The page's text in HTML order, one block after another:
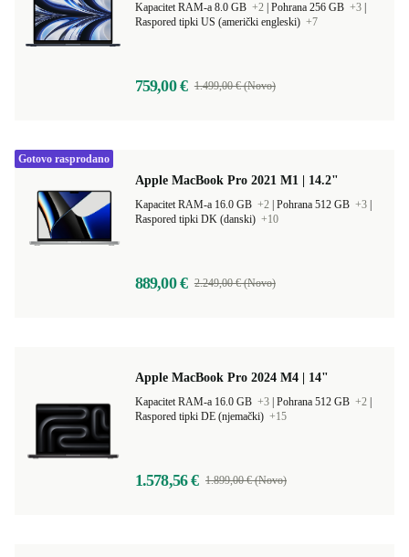
Kapacitet RAM-a 8.0 GB +2 Pohrana 256 GB +3
Raspored tipki US (američki engleski) +7
759,00 € 1.499,00 € (Novo)
Apple MacBook Pro 2021 M1 | 14.2"
Kapacitet RAM-a 16.0 GB +2 Pohrana 512 GB +3
Raspored tipki DK (danski) +10
889,00 € 2.249,00 € (Novo)
Gotovo rasprodano
Apple MacBook Pro 2024 M4 | 14"
Kapacitet RAM-a 16.0 GB +3 Pohrana 512 GB +2
Raspored tipki DE (njemački) +15
1.578,56 € 1.899,00 € (Novo)